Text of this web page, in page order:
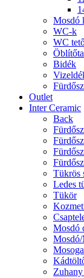
Mosdó
WC-k
WC
Bidék
Outlet
Inter Ceramic
Back
Tükrös
Ledes
Tükör
Mosdó
Mosdó/